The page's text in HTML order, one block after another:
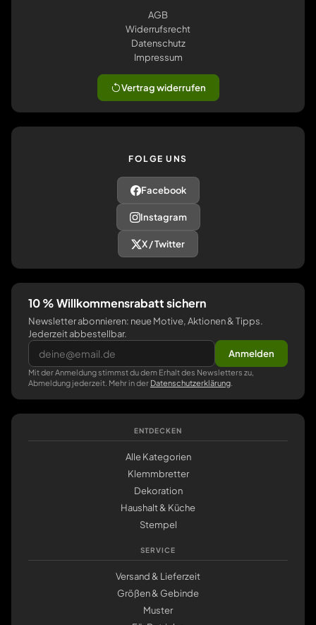
AGB
Widerrufsrecht
Datenschutz
Impressum
Vertrag widerrufen
FOLGE UNS
Facebook
Instagram
X / Twitter
10 % Willkommensrabatt sichern
Newsletter abonnieren: neue Motive, Aktionen & Tipps.
Jederzeit abbestellbar.
Anmelden
Mit der Anmeldung stimmst du dem Erhalt des Newsletters zu,
Abmeldung jederzeit. Mehr in der Datenschutzerklärung
ENTDECKEN
Alle Kategorien
Klemmbretter
Dekoration
Haushalt & Küche
Stempel
SERVICE
Versand & Lieferzeit
Größen & Gebinde
Muster